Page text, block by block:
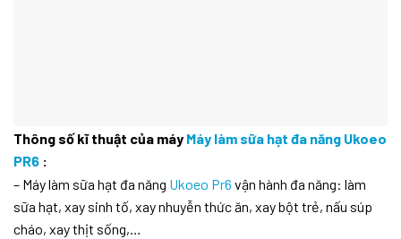
Thông số kĩ thuật của máy Máy làm sữa hạt đa năng Ukoeo
PR6 :
– Máy làm sữa hạt đa năng Ukoeo Pr6 vận hành đa năng: làm
sữa hạt, xay sinh tố, xay nhuyễn thức ăn, xay bột trẻ, nấu súp
cháo, xay thịt sống,…